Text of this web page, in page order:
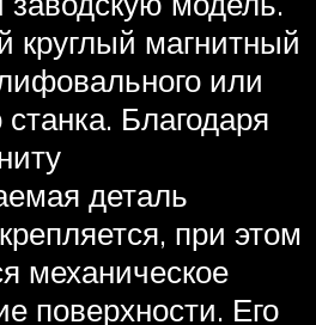
круглый магнитный
или
Благодаря
деталь
при этом
механическое
поверхности. Его